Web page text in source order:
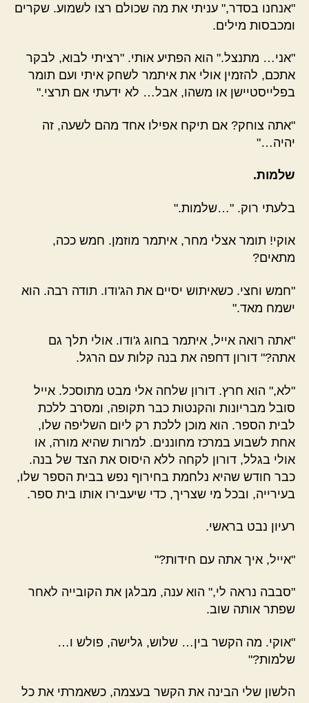
"אנחנו בסדר," עניתי את מה שכולם רצו לשמוע. שקרים
ומכבסות מילים.
"אני… מתנצל." הוא הפתיע אותי. "רציתי לבוא, לבקר
אתכם, להזמין אולי את איתמר לשחק איתי ועם תומר
בפלייסטיישן או משהו, אבל… לא ידעתי אם תרצי."
"אתה צוחק? אם תיקח אפילו אחד מהם לשעה, זה
יהיה…"
שלמות.
בלעתי רוק. "…שלמות."
אוקי! תומר אצלי מחר, איתמר מוזמן. חמש ככה,
מתאים?
"חמש וחצי. כשאיתוש יסיים את הג'ודו. תודה רבה. הוא
ישמח מאד."
"אתה רואה אייל, איתמר בחוג ג'ודו. אולי תלך גם
אתה?" דורון דחפה את בנה קלות עם הרגל.
"לא," הוא חרץ. דורון שלחה אלי מבט מתוסכל. אייל
סובל מבריונות והקנטות כבר תקופה, ומסרב ללכת
לבית הספר. הוא מוכן ללכת רק ליום השליפה שלו,
אחת לשבוע במרכז מחוננים. למרות שהיא מורה, או
אולי בגלל, דורון לקחה ללא היסוס את הצד של בנה.
כבר חודש שהיא נלחמת בחירוף נפש בבית הספר שלו,
בעירייה, ובכל מי שצריך, כדי שיעבירו אותו בית ספר.
רעיון נבט בראשי.
"אייל, איך אתה עם חידות?"
"סבבה נראה לי," הוא ענה, מבלגן את הקובייה לאחר
שפתר אותה שוב.
"אוקי. מה הקשר בין… שלוש, גלישה, פולש ו…
שלמות?"
הלשון שלי הבינה את הקשר בעצמה, כשאמרתי את כל